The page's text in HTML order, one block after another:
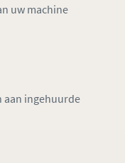
uw machine
aan ingehuurde